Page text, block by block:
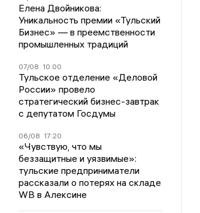
Елена Двойникова:
Уникальность премии «Тульский
Бизнес» — в преемственности
промышленных традиций
07/08 10:00
Тульское отделение «Деловой
России» провело
стратегический бизнес-завтрак
с депутатом Госдумы
06/08 17:20
«Чувствую, что мы
беззащитные и уязвимые»:
тульские предприниматели
рассказали о потерях на складе
WB в Алексине